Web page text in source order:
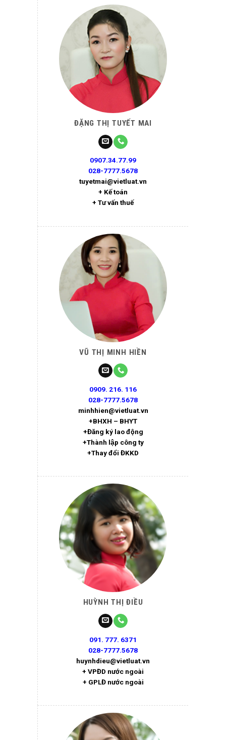
ĐẶNG THỊ TUYẾT MAI
0907.34.77.99
028-7777.5678
tuyetmai@vietluat.vn
+ Kế toán
+ Tư vấn thuế
VŨ THỊ MINH HIỀN
0909. 216. 116
028-7777.5678
minhhien@vietluat.vn
+BHXH – BHYT
+Đăng ký lao động
+Thành lập công ty
+Thay đổi ĐKKD
HUỲNH THỊ ĐIỀU
091. 777. 6371
028-7777.5678
huynhdieu@vietluat.vn
+ VPĐD nước ngoài
+ GPLĐ nước ngoài